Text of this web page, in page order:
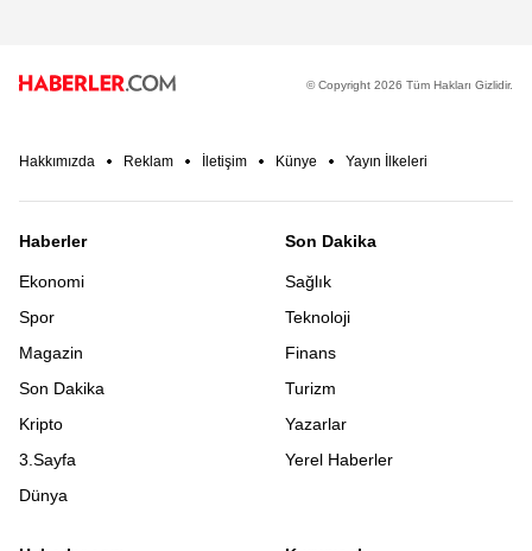
© Copyright 2026 Tüm Hakları Gizlidir.
Hakkımızda Reklam İletişim Künye Yayın İlkeleri
Haberler
Ekonomi
Spor
Magazin
Son Dakika
Kripto
3.Sayfa
Dünya
Son Dakika
Sağlık
Teknoloji
Finans
Turizm
Yazarlar
Yerel Haberler